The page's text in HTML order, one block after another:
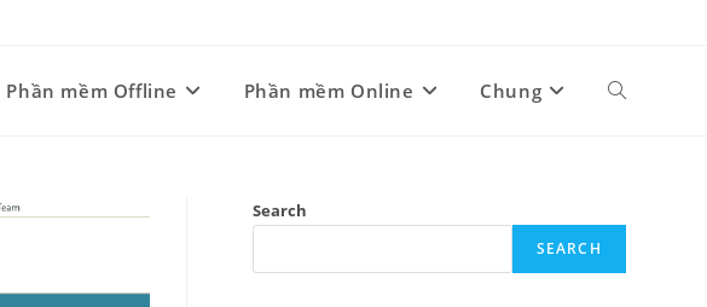
Phần mềm Offline Phần mềm Online Chung Toggle
search
Search
SEARCH